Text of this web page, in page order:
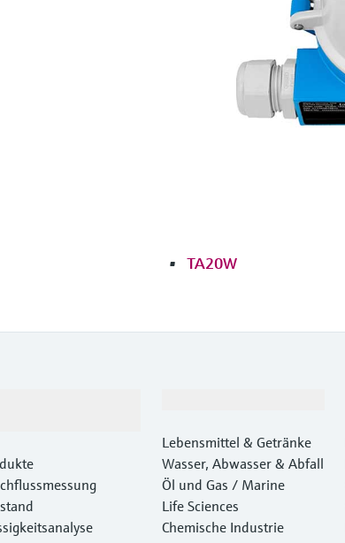
TA20W
Lebensmittel & Getränke
Wasser, Abwasser & Abfall
Öl und Gas / Marine
Life Sciences
Chemische Industrie